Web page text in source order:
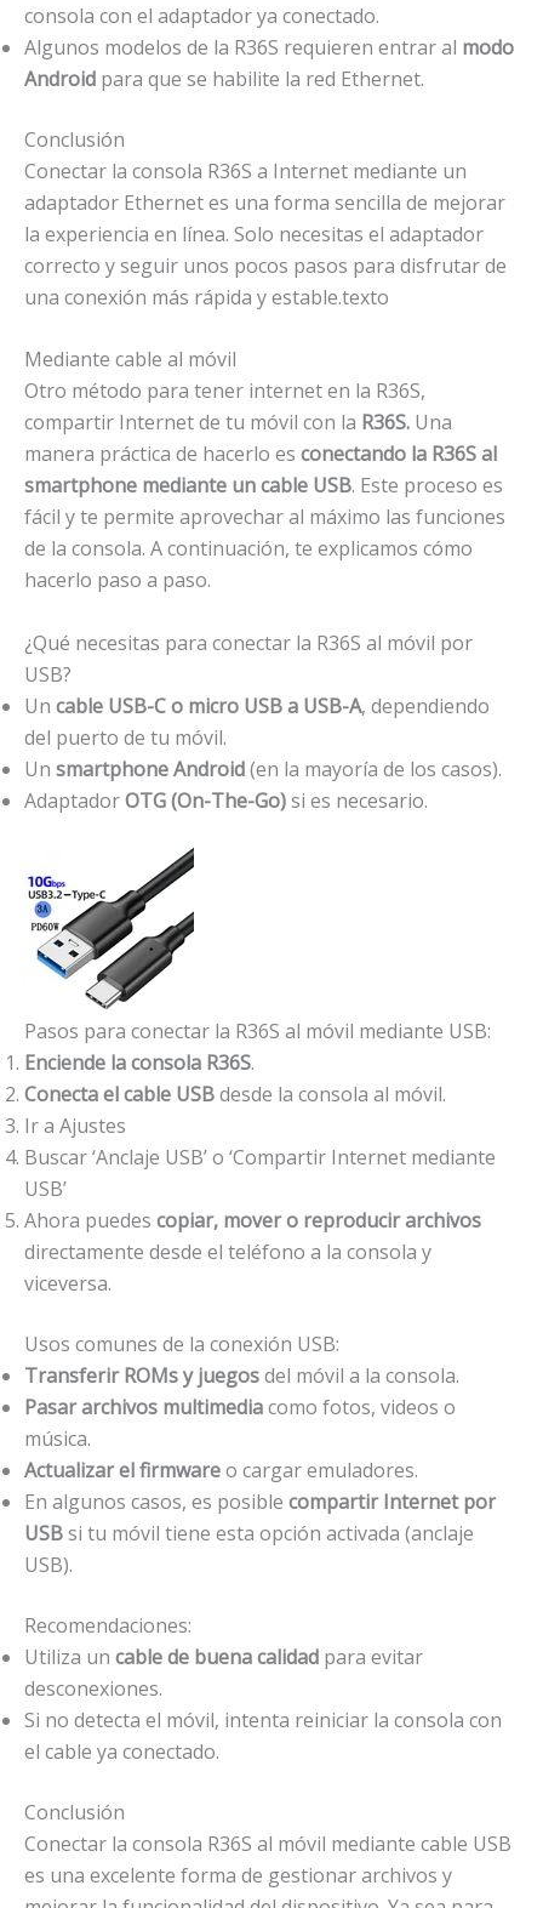
consola con el adaptador ya conectado.
Algunos modelos de la R36S requieren entrar al modo
Android para que se habilite la red Ethernet.
Conclusión
Conectar la consola R36S a Internet mediante un
adaptador Ethernet es una forma sencilla de mejorar
la experiencia en línea. Solo necesitas el adaptador
correcto y seguir unos pocos pasos para disfrutar de
una conexión más rápida y estable.texto
Mediante cable al móvil
Otro método para tener internet en la R36S,
compartir Internet de tu móvil con la R36S. Una
manera práctica de hacerlo es conectando la R36S al
smartphone mediante un cable USB. Este proceso es
fácil y te permite aprovechar al máximo las funciones
de la consola. A continuación, te explicamos cómo
hacerlo paso a paso.
¿Qué necesitas para conectar la R36S al móvil por
USB?
Un cable USB-C o micro USB a USB-A, dependiendo
del puerto de tu móvil.
Un smartphone Android(en la mayoría de los casos).
AdaptadorOTG (On-The-Go)si es necesario.
Pasos para conectar la R36S al móvil mediante USB:
Enciende la consola R36S.
Conecta el cable USBdesde la consola al móvil.
Ir a Ajustes
Buscar ‘Anclaje USB’ o ‘Compartir Internet mediante
USB’
Ahora puedes copiar, mover o reproducir archivos
directamente desde el teléfono a la consola y
viceversa.
Usos comunes de la conexión USB:
Transferir ROMs y juegosdel móvil a la consola.
Pasar archivos multimediacomo fotos, videos o
música.
Actualizar el firmwareo cargar emuladores.
En algunos casos, es posible compartir Internet por
USBsi tu móvil tiene esta opción activada (anclaje
USB).
Recomendaciones:
Utiliza un cable de buena calidad para evitar
desconexiones.
Si no detecta el móvil, intenta reiniciar la consola con
el cable ya conectado.
Conclusión
Conectar la consola R36S al móvil mediante cable USB
es una excelente forma de gestionar archivos y